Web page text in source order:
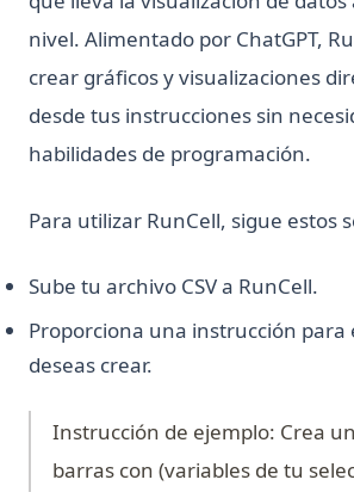
The Ultimate Guide: How to Use Scikit-
Tutorial de Python SQLite3: Guía
datos SQLite en Python
Unfolding the Architecture and
Unlocking Creativity with Python and
Web Scraping con Python: Guía
Requests, BeautifulSoup y Selenium
Web Scraping with Python: Complete
What Is Elif in Python - Explained!
What Is Parsing in Python? A Guide to
nivel. Alimentado por ChatGPT,
crear gráficos y visualizaciones
desde tus instrucciones sin
habilidades de programación.
Para utilizar RunCell, sigue estos
Sube tu archivo CSV a RunCell.
Proporciona una instrucción para
deseas crear.
Instrucción de ejemplo: Crea
barras con (variables de tu